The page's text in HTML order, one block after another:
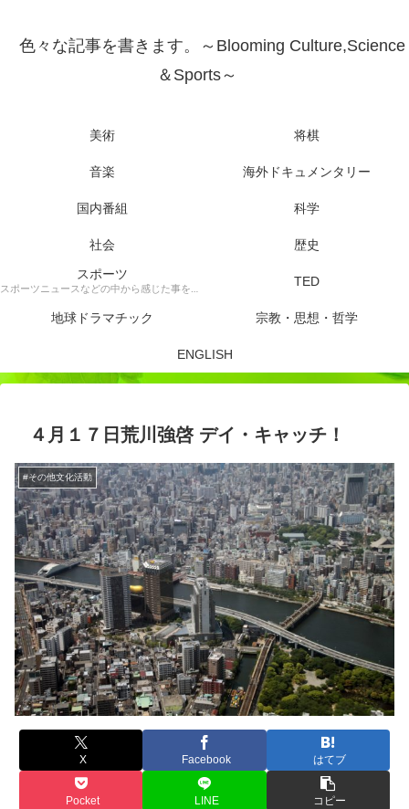
色々な記事を書きます。～Blooming Culture,Science
＆Sports～
美術 将棋
音楽 海外ドキュメンタリー
国内番組 科学
社会
歴史
スポーツ
スポーツニュースなどの中から感じた事を書きます。 TED
地球ドラマチック 宗教・思想・哲学
ENGLISH
４月１７日荒川強啓 デイ・キャッチ！
#その他文化活動
X Facebook はてブ
Pocket LINE コピー